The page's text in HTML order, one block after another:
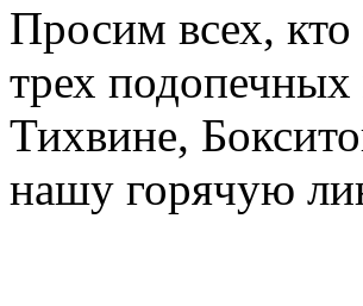
Просим всех,
трех
Тихвине,
нашу горячую